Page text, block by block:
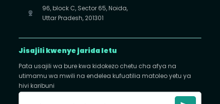
96, block C, Sector 65, Noida,
Uttar Pradesh, 201301
Jisajili kwenye jarida letu
Pata usajili wa bure kwa kidokezo chetu cha afya na
utimamu wa mwili na endelea kufuatilia matoleo yetu ya
hivi karibuni